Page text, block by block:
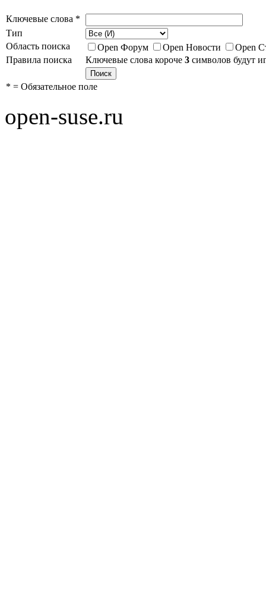
Ключевые слова *
Тип
Область поиска
Open Форум Open Новости
Open
Правила поиска
Ключевые слова короче 3 символов будут
* = Обязательное поле
open-suse.ru